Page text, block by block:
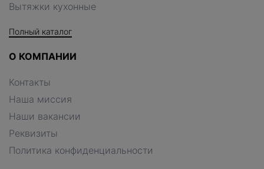
Вытяжки кухонные
Полный каталог
О КОМПАНИИ
Контакты
Наша миссия
Наши вакансии
Реквизиты
Политика конфиденциальности